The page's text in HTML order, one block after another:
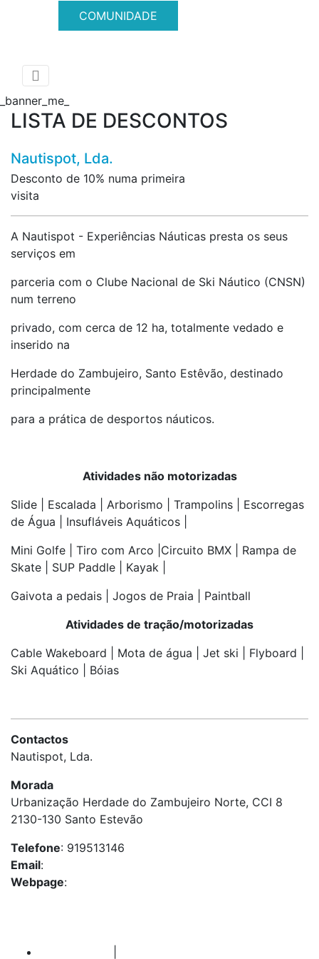
COMUNIDADE
_banner_me_
LISTA DE DESCONTOS
Nautispot, Lda.
Desconto de 10% numa primeira
visita
A Nautispot - Experiências Náuticas presta os seus
serviços em
parceria com o Clube Nacional de Ski Náutico (CNSN)
num terreno
privado, com cerca de 12 ha, totalmente vedado e
inserido na
Herdade do Zambujeiro, Santo Estêvão, destinado
principalmente
para a prática de desportos náuticos.
Atividades não motorizadas
Slide | Escalada | Arborismo | Trampolins | Escorregas
de Água | Insufláveis Aquáticos |
Mini Golfe | Tiro com Arco |Circuito BMX | Rampa de
Skate | SUP Paddle | Kayak |
Gaivota a pedais | Jogos de Praia | Paintball
Atividades de tração/motorizadas
Cable Wakeboard | Mota de água | Jet ski | Flyboard |
Ski Aquático | Bóias
Contactos
Nautispot, Lda.
Morada
Urbanização Herdade do Zambujeiro Norte, CCI 8
2130-130 Santo Estevão
Telefone: 919513146
Email:
Webpage: